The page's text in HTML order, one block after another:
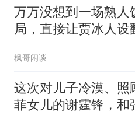
万万没想到一场熟人
局，直接让贾冰人设
枫哥闲谈
这次对儿子冷漠、照
菲女儿的谢霆锋，和